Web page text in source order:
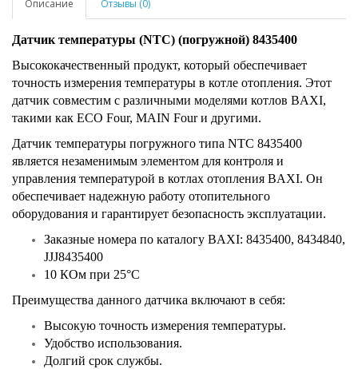
Описание Отзывы (0)
Датчик температуры (NTC) (погружной) 8435400
Высококачественный продукт, который обеспечивает
точность измерения температуры в котле отопления. Этот
датчик совместим с различными моделями котлов BAXI,
такими как ECO Four, MAIN Four и другими.
Датчик температуры погружного типа NTC 8435400
является незаменимым элементом для контроля и
управления температурой в котлах отопления BAXI. Он
обеспечивает надежную работу отопительного
оборудования и гарантирует безопасность эксплуатации.
Заказные номера по каталогу BAXI: 8435400, 8434840,
JJJ8435400
10 КОм при 25°C
Преимущества данного датчика включают в себя:
Высокую точность измерения температуры.
Удобство использования.
Долгий срок службы.